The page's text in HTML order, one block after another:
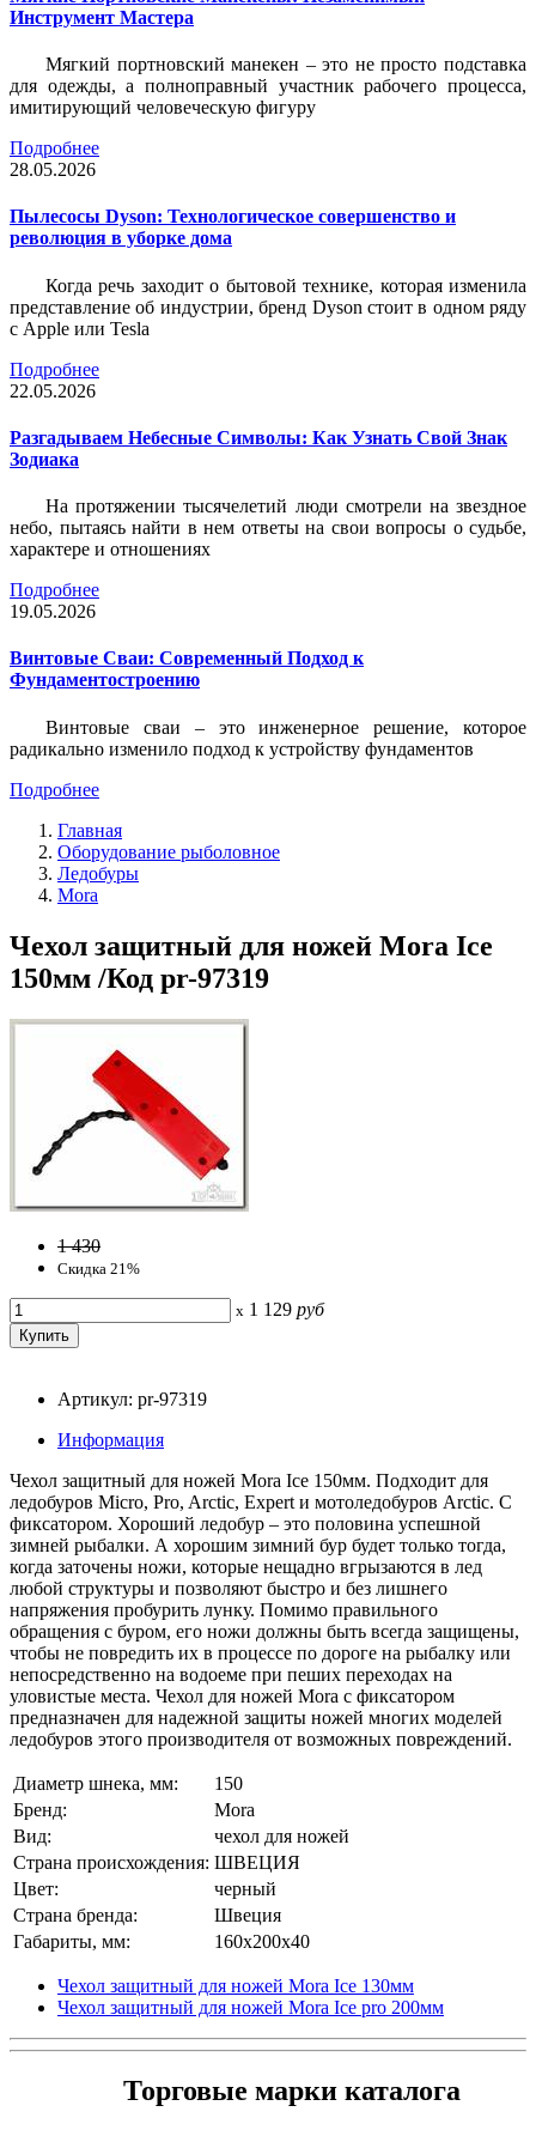
Инструмент Мастера
Мягкий портновский манекен – это не просто подставка
для одежды, а полноправный участник рабочего процесса,
имитирующий человеческую фигуру
Подробнее
28.05.2026
Пылесосы Dyson: Технологическое совершенство и
революция в уборке дома
Когда речь заходит о бытовой технике, которая изменила
представление об индустрии, бренд Dyson стоит в одном ряду
с Apple или Tesla
Подробнее
22.05.2026
Разгадываем Небесные Символы: Как Узнать Свой Знак
Зодиака
На протяжении тысячелетий люди смотрели на звездное
небо, пытаясь найти в нем ответы на свои вопросы о судьбе,
характере и отношениях
Подробнее
19.05.2026
Винтовые Сваи: Современный Подход к
Фундаментостроению
Винтовые сваи – это инженерное решение, которое
радикально изменило подход к устройству фундаментов
Подробнее
Главная
Оборудование рыболовное
Ледобуры
Mora
Чехол защитный для ножей Mora Ice
150мм /Код pr-97319
1 430
Скидка 21%
x 1 129 руб
Артикул: pr-97319
Информация
Чехол защитный для ножей Mora Ice 150мм. Подходит для
ледобуров Micro, Pro, Arctic, Expert и мотоледобуров Arctic. С
фиксатором. Хороший ледобур – это половина успешной
зимней рыбалки. А хорошим зимний бур будет только тогда,
когда заточены ножи, которые нещадно вгрызаются в лед
любой структуры и позволяют быстро и без лишнего
напряжения пробурить лунку. Помимо правильного
обращения с буром, его ножи должны быть всегда защищены,
чтобы не повредить их в процессе по дороге на рыбалку или
непосредственно на водоеме при пеших переходах на
уловистые места. Чехол для ножей Mora с фиксатором
предназначен для надежной защиты ножей многих моделей
ледобуров этого производителя от возможных повреждений.
Диаметр шнека, мм:
150
Бренд:
Mora
Вид:
чехол для ножей
Страна происхождения: ШВЕЦИЯ
Цвет:
черный
Страна бренда:
Швеция
Габариты, мм:
160x200x40
Чехол защитный для ножей Mora Ice 130мм
Чехол защитный для ножей Mora Ice pro 200мм
Торговые марки каталога